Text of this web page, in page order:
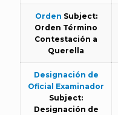
Orden Subject:
Orden Término
Contestación a
Querella
Designación de
Oficial Examinador
Subject:
Designación de